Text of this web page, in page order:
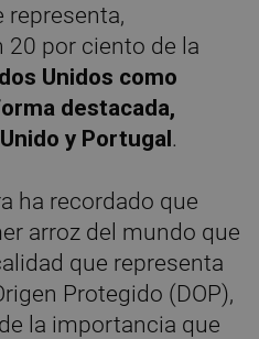
representa,
20 por ciento de la
Unidos como
destacada,
y Portugal.
ha recordado que
arroz del mundo que
que representa
Protegido (DOP),
la importancia que